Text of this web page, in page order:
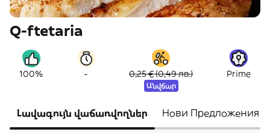
Q-ftetaria
100% - 0,25 € (0,49 лв.)
Անվճար
Prime
Լավագույն վաճառվողներ Нови Предложения